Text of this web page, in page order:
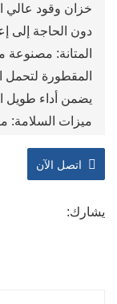
خزان وقود عالي
دون الحاجة إلى
المتانة:
المقطورة لتحمل
يضمن أداء طويل
ميزات السلامة:
الطريق.
والقدرة على
توفر المقطورة
اتصل الآن
يشارك: